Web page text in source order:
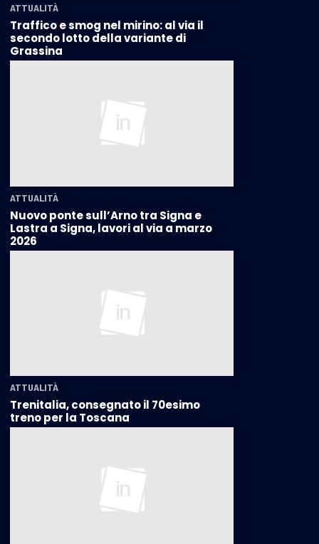
ATTUALITÀ
Traffico e smog nel mirino: al via il
secondo lotto della variante di
Grassina
ATTUALITÀ
Nuovo ponte sull’Arno tra Signa e
Lastra a Signa, lavori al via a marzo
2026
ATTUALITÀ
Trenitalia, consegnato il 70esimo
treno per la Toscana